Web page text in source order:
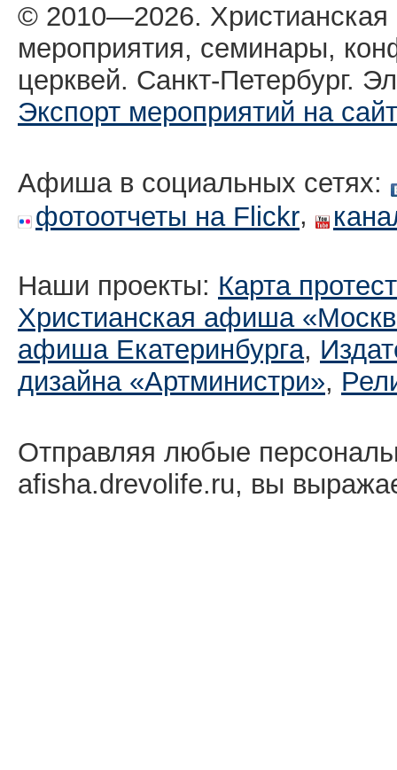
© 2010—2026.
мероприятия, семинары,
церквей. Санкт-Петербург.
Экспорт мероприятий на сайт
Афиша в социальных сетях:
фотоотчеты на Flickr,
Наши проекты: Карта
Христианская афиша
афиша Екатеринбургa,
дизайна «Артминистри»,
Отправляя любые
afisha.drevolife.ru, вы